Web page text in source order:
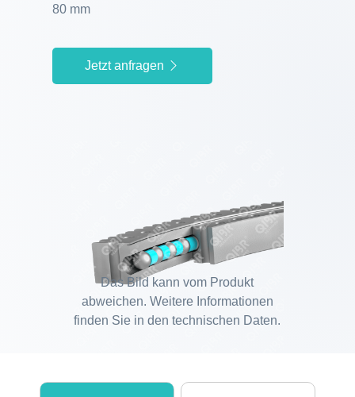
80 mm
Jetzt anfragen
Das Bild kann vom Produkt
abweichen. Weitere Informationen
finden Sie in den technischen Daten.